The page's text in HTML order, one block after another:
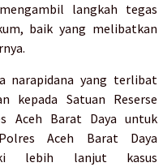
langkah tegas
baik yang melibatkan
narapidana yang terlibat
kepada Satuan Reserse
Aceh Barat Daya untuk
Aceh Barat Daya
lebih lanjut kasus